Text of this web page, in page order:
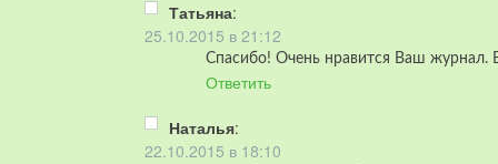
Татьяна:
25.10.2015 в 21:12
Спасибо! Очень нравится Ваш журнал.
Ответить
Наталья:
22.10.2015 в 18:10